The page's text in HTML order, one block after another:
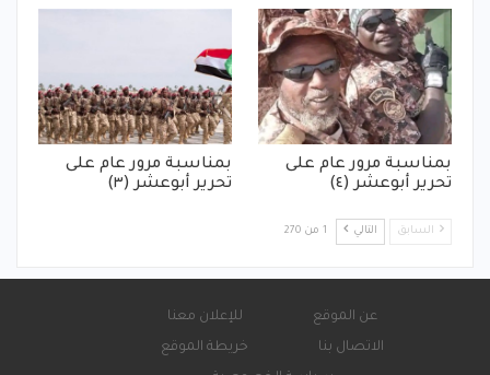
بمناسبة مرور عام على
تحرير أبوعشر (٤)
بمناسبة مرور عام على
تحرير أبوعشر (٣)
السابق التالي 1 من 270
عن الموقع
للإعلان معنا
الاتصال بنا
خريطة الموقع